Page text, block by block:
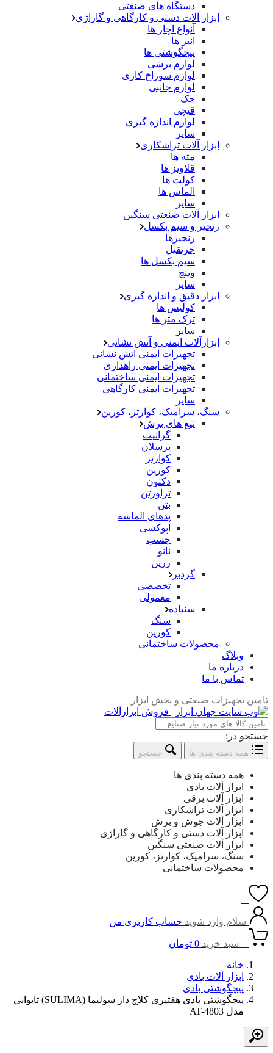
دستگاه های صنعتی
ابزار آلات دستی و کارگاهی و گاراژی
آنواع اچار ها
انبر ها
پیچگوشتی ها
لوازم برشی
لوازم سوراخ کاری
لوازم جانبی
جک
قیچی
لوازم اندازه گیری
سایر
ابزار آلات تراشکاری
مته ها
قلاویز ها
کولت ها
الماس ها
سایر
ابزار آلات صنعتی سنگین
زنجیر و سیم بکسل
زنجیرها
جرثقیل
سیم بکسل ها
وینچ
سایر
ابزار دقیق و اندازه گیری
کولیس ها
ترک متر ها
سایر
ابزارآلات ایمنی و آتش نشانی
تجهیزات ایمنی اتش نشانی
تجهیزات ایمنی راهداری
تجهیزات ایمنی ساختمانی
تجهیزات ایمنی کارگاهی
سایر
سنگ، سرامیک، کوارتز، کورین
تیغ های برش
گرانیت
پرسلان
کوارتز
کورین
دکتون
تراورتن
بتن
پدهای الماسه
اپوکسی
چسب
نانو
رزین
گردبر
تخصصی
معمولی
سنباده
سنگ
کورین
محصولات ساختمانی
وبلاگ
درباره ما
تماس با ما
تامین تجهیزات صنعتی و پخش ابزار
جستجو در:
همه دسته بندی ها جستجو
همه دسته بندی ها
ابزار آلات بادی
ابزار آلات برقی
ابزار آلات تراشکاری
ابزار آلات جوش و برش
ابزار آلات دستی و کارگاهی و گاراژی
ابزار آلات صنعتی سنگین
سنگ، سرامیک، کوارتز، کورین
محصولات ساختمانی
سلام وارد شوید حساب کاربری من
سبد خرید 0 تومان
خانه
ابزار آلات بادی
پیچگوشتی بادی
پیچگوشتی بادی هفتیری کلاچ دار سولیما (SULIMA) تایوانی
مدل AT-4803